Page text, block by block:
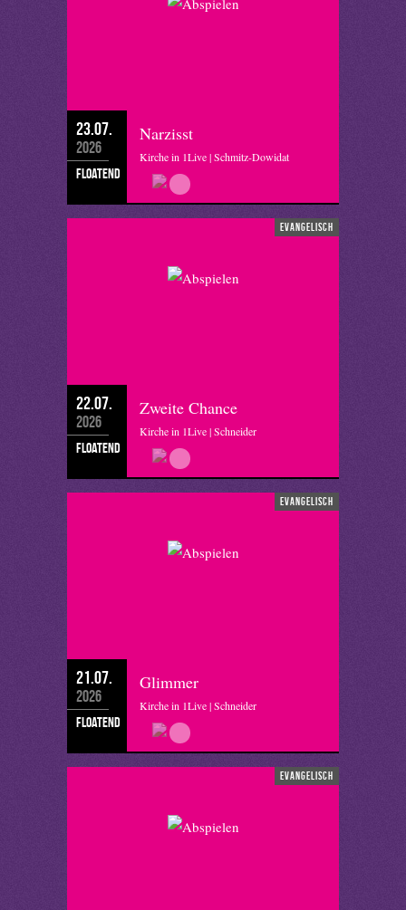
23.07.
2026
floatend
Narzisst
Kirche in 1Live | Schmitz-Dowidat
evangelisch
22.07.
2026
floatend
Zweite Chance
Kirche in 1Live | Schneider
evangelisch
21.07.
2026
floatend
Glimmer
Kirche in 1Live | Schneider
evangelisch